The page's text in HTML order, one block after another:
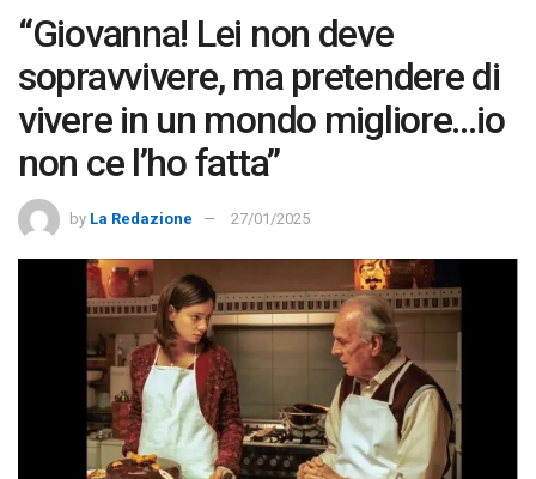
“Giovanna! Lei non deve
sopravvivere, ma pretendere di
vivere in un mondo migliore…io
non ce l’ho fatta”
by La Redazione 27/01/2025